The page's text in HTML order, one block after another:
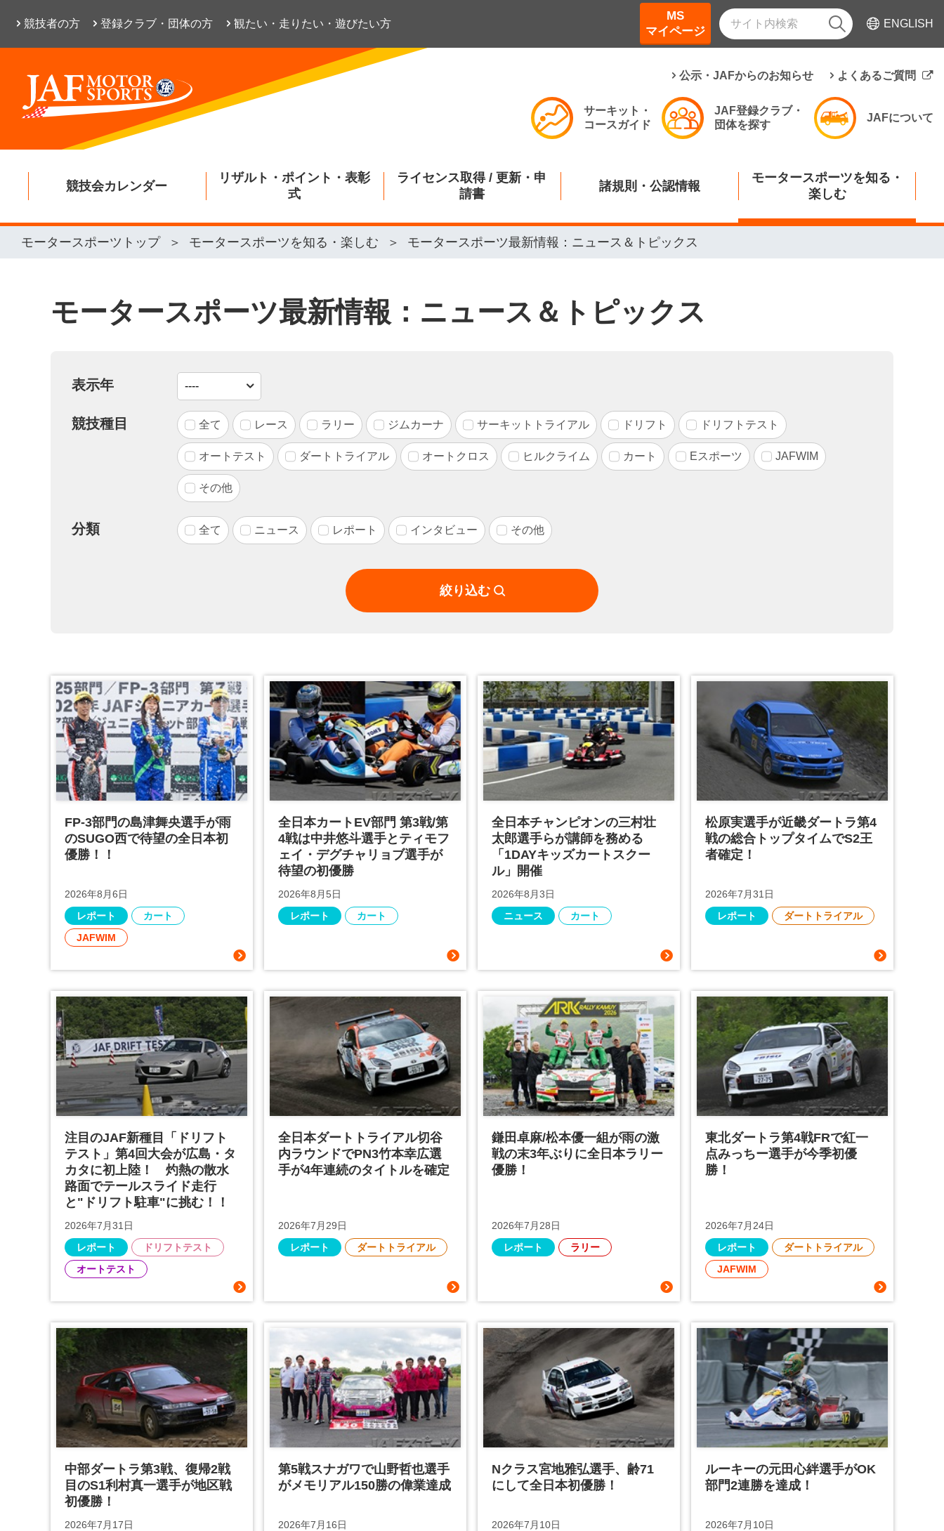
競技者の方 登録クラブ・団体の方 観たい・走りたい・遊びたい方
MS
マイページ
ENGLISH
公示・JAFからのお知らせ よくあるご質問
サーキット・
コースガイド
JAF登録クラブ・
団体を探す
JAFについて
競技会カレンダー
リザルト・ポイント・表彰
式
ライセンス取得 / 更新・申
請書
諸規則・公認情報
モータースポーツを知る・
楽しむ
モータースポーツトップ モータースポーツを知る・楽しむ モータースポーツ最新情報：ニュース＆トピックス
モータースポーツ最新情報：ニュース＆トピックス
表示年
競技種目 全て レース ラリー ジムカーナ サーキットトライアル ドリフト ドリフトテスト
オートテスト ダートトライアル オートクロス ヒルクライム カート Eスポーツ JAFWIM
その他
分類 全て ニュース レポート インタビュー その他
絞り込む
FP-3部門の島津舞央選手が雨
のSUGO西で待望の全日本初
優勝！！
2026年8月6日
レポート
カート
JAFWIM
全日本カートEV部門 第3戦/第
4戦は中井悠斗選手とティモフ
ェイ・デグチャリョブ選手が
待望の初優勝
2026年8月5日
レポート
カート
全日本チャンピオンの三村壮
太郎選手らが講師を務める
「1DAYキッズカートスクー
ル」開催
2026年8月3日
ニュース
カート
松原実選手が近畿ダートラ第4
戦の総合トップタイムでS2王
者確定！
2026年7月31日
レポート
ダートトライアル
注目のJAF新種目「ドリフト
テスト」第4回大会が広島・タ
カタに初上陸！ 灼熱の散水
路面でテールスライド走行
と"ドリフト駐車"に挑む！！
2026年7月31日
レポート
ドリフトテスト
オートテスト
全日本ダートトライアル切谷
内ラウンドでPN3竹本幸広選
手が4年連続のタイトルを確定
2026年7月29日
レポート
ダートトライアル
鎌田卓麻/松本優一組が雨の激
戦の末3年ぶりに全日本ラリー
優勝！
2026年7月28日
レポート
ラリー
東北ダートラ第4戦FRで紅一
点みっちー選手が今季初優
勝！
2026年7月24日
レポート
ダートトライアル
JAFWIM
中部ダートラ第3戦、復帰2戦
目のS1利村真一選手が地区戦
初優勝！
2026年7月17日
第5戦スナガワで山野哲也選手
がメモリアル150勝の偉業達成
2026年7月16日
Nクラス宮地雅弘選手、齢71
にして全日本初優勝！
2026年7月10日
ルーキーの元田心絆選手がOK
部門2連勝を達成！
2026年7月10日